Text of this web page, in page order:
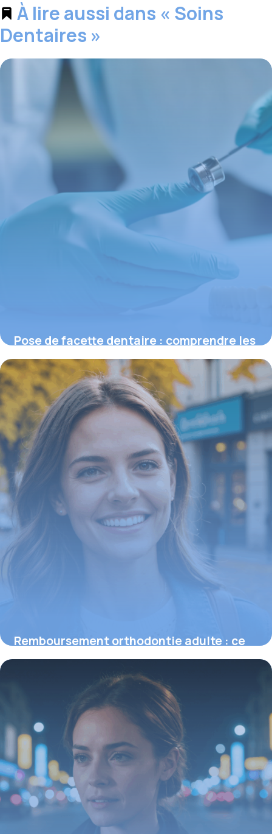
À lire aussi dans « Soins
Dentaires »
Pose de facette dentaire : comprendre les
prix et ce qui influence le devis
16 juin 2026
Remboursement orthodontie adulte : ce
que vous devez savoir sur l’indemnisation